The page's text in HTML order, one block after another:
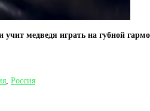
медведя играть на губной
Россия